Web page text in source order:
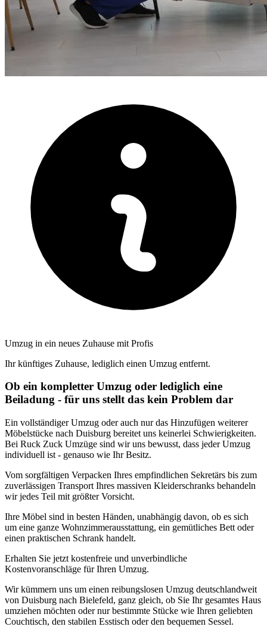
Umzug in ein neues Zuhause mit Profis
Ihr künftiges Zuhause, lediglich einen Umzug entfernt.
Ob ein kompletter Umzug oder lediglich eine
Beiladung - für uns stellt das kein Problem dar
Ein vollständiger Umzug oder auch nur das Hinzufügen weiterer
Möbelstücke nach Duisburg bereitet uns keinerlei Schwierigkeiten.
Bei Ruck Zuck Umzüge sind wir uns bewusst, dass jeder Umzug
individuell ist - genauso wie Ihr Besitz.
Vom sorgfältigen Verpacken Ihres empfindlichen Sekretärs bis zum
zuverlässigen Transport Ihres massiven Kleiderschranks behandeln
wir jedes Teil mit größter Vorsicht.
Ihre Möbel sind in besten Händen, unabhängig davon, ob es sich
um eine ganze Wohnzimmerausstattung, ein gemütliches Bett oder
einen praktischen Schrank handelt.
Erhalten Sie jetzt kostenfreie und unverbindliche
Kostenvoranschläge für Ihren Umzug.
Wir kümmern uns um einen reibungslosen Umzug deutschlandweit
von Duisburg nach Bielefeld, ganz gleich, ob Sie Ihr gesamtes Haus
umziehen möchten oder nur bestimmte Stücke wie Ihren geliebten
Couchtisch, den stabilen Esstisch oder den bequemen Sessel.